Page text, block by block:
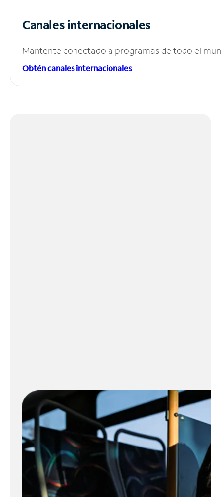
Canales internacionales
Mantente conectado a programas de todo el
Obtén canales internacionales